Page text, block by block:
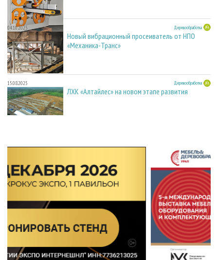
04.10.2025 Деревообработка
Новый вибрационный просеиватель от НПО
«Механика-Транс»
15.08.2025 Деревообработка
ЛХК «Алтайлес» на новом этапе развития